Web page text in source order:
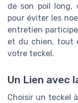
de son poil long,
pour éviter les
entretien
et du chien, tout
votre teckel.
Un Lien avec
Choisir un teckel